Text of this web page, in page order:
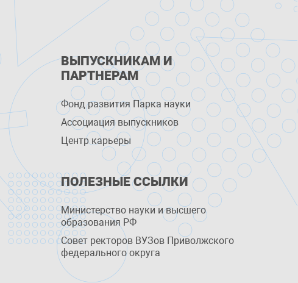
ВЫПУСКНИКАМ И
ПАРТНЕРАМ
Фонд развития Парка науки
Ассоциация выпускников
Центр карьеры
ПОЛЕЗНЫЕ ССЫЛКИ
Министерство науки и высшего
образования РФ
Совет ректоров ВУЗов Приволжского
федерального округа